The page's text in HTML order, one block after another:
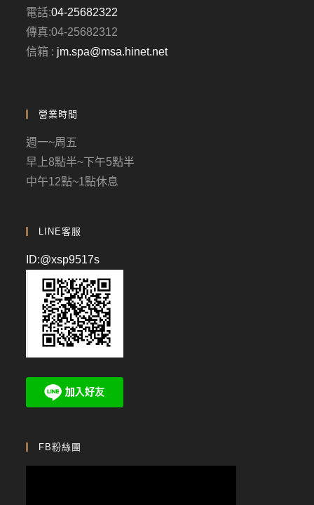
電話:04-25682322
傳真:04-25682312
信箱 : jm.spa@msa.hinet.net
營業時間
週一~周五
早上8點半~下午5點半
中午12點~1點休息
LINE客服
ID:@xsp9517s
FB粉絲團